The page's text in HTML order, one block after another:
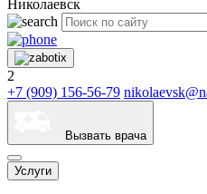
Николаевск
2
+7 (909) 156-56-79
Вызвать врача
Услуги